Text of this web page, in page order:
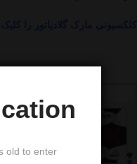
old to enter.